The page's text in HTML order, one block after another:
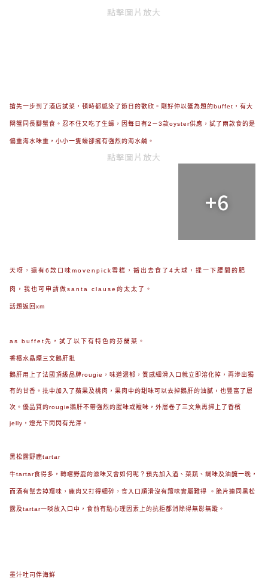
點擊圖片放大
搶先一步到了酒店試菜，頓時都感染了節日的歡欣。剛好仲以蟹為題的buffet，有大
閘蟹同長腳蟹食。忍不住又吃了生蠔，因每日有2－3款oyster供應，試了兩款食的是
偏重海水味重，小小一隻蠔卻擁有強烈的海水鹹。
點擊圖片放大
+6
天呀，還有6款口味movenpick雪糕，豁出去食了4大球，揉一下腰間的肥
肉，我也可申請做santa clause的太太了。
話題返回xm
as buffet先，試了以下有特色的芬蘭菜。
香檳水晶煙三文鵝肝批
鵝肝用上了法國頂級品牌rougie，味道濃郁，質感細滑入口就立即溶化掉，再滲出獨
有的甘香。批中加入了蘋果及桃肉，果肉中的甜味可以去掉鵝肝的油膩，也豐富了層
次。優品質的rougie鵝肝不帶強烈的腥味或羶味，外層卷了三文魚再掃上了香檳
jelly，燈光下閃閃有光澤。
黑松露野鹿tartar
牛tartar食得多，轉嚐野鹿的滋味又會如何呢？預先加入酒、菜蔬、調味及油醃一晚，
而酒有幫去掉羶味，鹿肉又打得細碎，食入口順滑沒有羶味實屬難得 。脆片連同黑松
露及tartar一啖放入口中， 食前有點心理因素上的抗拒都消除得無影無蹤。
墨汁吐司伴海鮮